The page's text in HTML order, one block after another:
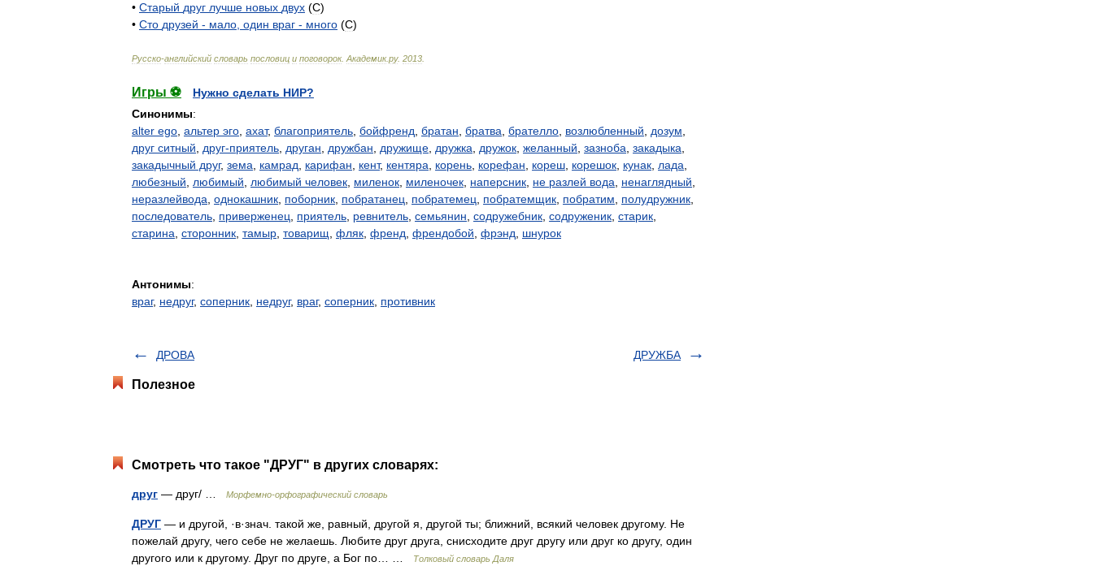
• Старый друг лучше новых двух (С)
• Сто друзей - мало один враг - много (С)
Русско-английский словарь пословиц и поговорок. Академик.ру. 2013
Игры ⚽
Нужно сделать НИР?
Синонимы:
alter ego альтер эго ахат, благоприятель бойфренд братан братва брателло возлюбленный дозум
друг ситный
друг-приятель друган дружбан дружище дружка дружок желанный зазноба закадыка
закадычный друг, зема камрад карифан кент, кентяра корень корефан кореш корешок кунак лада
любезный
любимый любимый человек миленок миленочек наперсник не разлей вода ненаглядный
неразлейвода однокашник поборник побратанец побратемец побратемщик побратим полудружник
последователь приверженец приятель ревнитель семьянин содружебник содруженик старик
старина сторонник тамыр товарищ фляк френд френдобой фрэнд шнурок
Антонимы:
враг, недруг, соперник недруг, враг, соперник противник
ДРОВА ДРУЖБА
Полезное
Смотреть что такое "ДРУГ" в других словарях:
друг — друг/ … Морфемно-орфографический словарь
ДРУГ — и другой, ·в·знач. такой же, равный, другой я, другой ты; ближний, всякий человек другому. Не
пожелай другу, чего себе не желаешь. Любите друг друга, снисходите друг другу или друг ко другу, один
другого или к другому. Друг по друге, а Бог по… …
Толковый словарь Даля